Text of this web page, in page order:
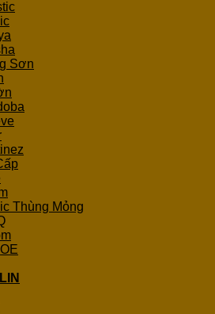
Sơn
Thùng Mỏng